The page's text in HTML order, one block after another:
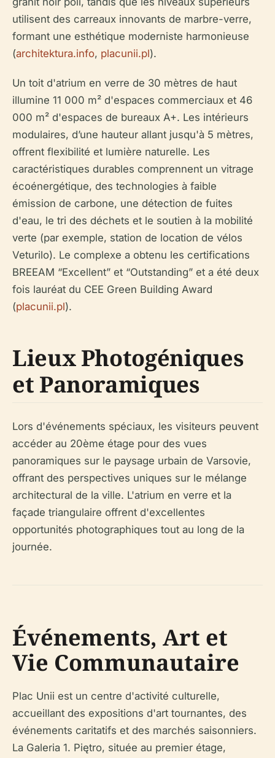
utilisent des carreaux innovants de marbre-verre,
formant une esthétique moderniste harmonieuse
(architektura.info, placunii.pl).
Un toit d'atrium en verre de 30 mètres de haut
illumine 11 000 m² d'espaces commerciaux et 46
000 m² d'espaces de bureaux A+. Les intérieurs
modulaires, d’une hauteur allant jusqu'à 5 mètres,
offrent flexibilité et lumière naturelle. Les
caractéristiques durables comprennent un vitrage
écoénergétique, des technologies à faible
émission de carbone, une détection de fuites
d'eau, le tri des déchets et le soutien à la mobilité
verte (par exemple, station de location de vélos
Veturilo). Le complexe a obtenu les certifications
BREEAM “Excellent” et “Outstanding” et a été deux
fois lauréat du CEE Green Building Award
(placunii.pl).
Lieux Photogéniques
et Panoramiques
Lors d'événements spéciaux, les visiteurs peuvent
accéder au 20ème étage pour des vues
panoramiques sur le paysage urbain de Varsovie,
offrant des perspectives uniques sur le mélange
architectural de la ville. L'atrium en verre et la
façade triangulaire offrent d'excellentes
opportunités photographiques tout au long de la
journée.
Événements, Art et
Vie Communautaire
Plac Unii est un centre d'activité culturelle,
accueillant des expositions d'art tournantes, des
événements caritatifs et des marchés saisonniers.
La Galeria 1. Piętro, située au premier étage,